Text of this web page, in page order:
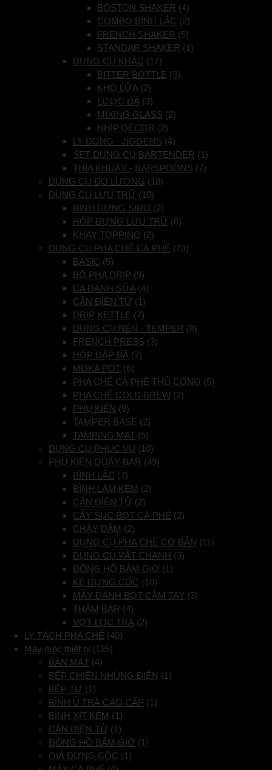
BOSTON SHAKER (4)
COMBO BÌNH LẮC (2)
FRENCH SHAKER (5)
STANDAR SHAKER (1)
DỤNG CỤ KHÁC (17)
BITTER BOTTLE (3)
KHÒ LỬA (2)
LƯỢC ĐÁ (3)
MIXING GLASS (2)
NHÍP DECOR (2)
LY ĐONG - JIGGERS (4)
SET DỤNG CỤ BARTENDER (1)
THÌA KHUẤY - BARSPOONS (7)
DỤNG CỤ ĐO LƯỜNG (18)
DỤNG CỤ LƯU TRỮ (10)
BÌNH ĐỰNG SIRO (2)
HỘP ĐỰNG LƯU TRỮ (6)
KHAY TOPPING (2)
DỤNG CỤ PHA CHẾ CÀ PHÊ (73)
BASIC (5)
BỘ PHA DRIP (9)
CA ĐÁNH SỮA (4)
CÂN ĐIỆN TỬ (1)
DRIP KETTLE (7)
DỤNG CỤ NÉN - TEMPER (8)
FRENCH PRESS (3)
HỘP ĐẬP BÃ (7)
MOKA POT (6)
PHA CHẾ CÀ PHÊ THỦ CÔNG (5)
PHA CHẾ COLD BREW (2)
PHỤ KIỆN (9)
TAMPER BASE (2)
TAMPING MAT (5)
DỤNG CỤ PHỤC VỤ (10)
PHỤ KIỆN QUẦY BAR (49)
BÌNH LẮC (7)
BÌNH LÀM KEM (2)
CÂN ĐIỆN TỬ (2)
CÂY SỤC BỌT CÀ PHÊ (2)
CHÀY DẦM (2)
DỤNG CỤ PHA CHẾ CƠ BẢN (11)
DỤNG CỤ VẮT CHANH (3)
ĐỒNG HỒ BẤM GIỜ (1)
KỆ ĐỰNG CỐC (10)
MÁY ĐÁNH BỌT CẦM TAY (3)
THẢM BAR (4)
VỢT LỌC TRÀ (2)
LY TÁCH PHA CHẾ (40)
Máy móc thiết bị (125)
BÀN MÁT (4)
BẾP CHIÊN NHÚNG ĐIỆN (1)
BẾP TỪ (1)
BÌNH Ủ TRÀ CAO CẤP (1)
BÌNH XỊT KEM (1)
CÂN ĐIỆN TỬ (1)
ĐỒNG HỒ BẤM GIỜ (1)
GIÁ ĐỰNG CỐC (1)